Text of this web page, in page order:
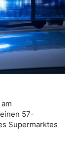
57-
Supermarktes